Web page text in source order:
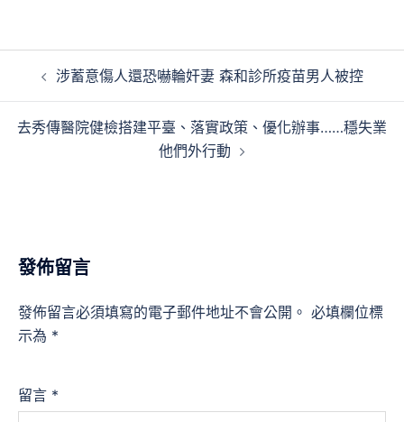
覽
涉蓄意傷人還恐嚇輪奸妻 森和診所疫苗男人被控
去秀傳醫院健檢搭建平臺、落實政策、優化辦事……穩失業
他們外行動
發佈留言
發佈留言必須填寫的電子郵件地址不會公開。 必填欄位標
示為 *
留言 *